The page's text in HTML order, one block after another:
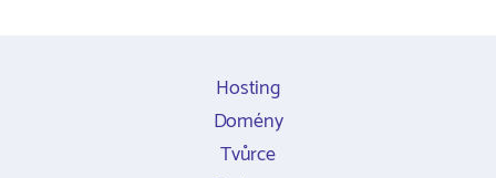
Hosting
Domény
Tvůrce